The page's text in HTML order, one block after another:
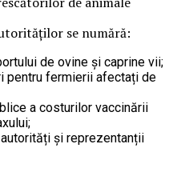
se numără:
de ovine și caprine vii;
pentru fermierii afectați de
a costurilor vaccinării
și reprezentanții